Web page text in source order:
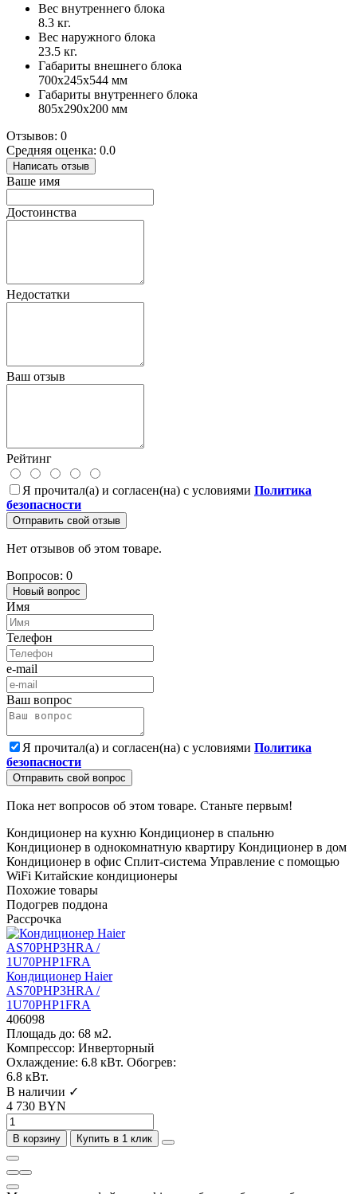
Вес внутреннего блока
8.3 кг.
Вес наружного блока
23.5 кг.
Габариты внешнего блока
700x245x544 мм
Габариты внутреннего блока
805x290x200 мм
Отзывов: 0
Средняя оценка: 0.0
Написать отзыв
Ваше имя
Достоинства
Недостатки
Ваш отзыв
Рейтинг
Я прочитал(а) и согласен(на) с условиями Политика
безопасности
Отправить свой отзыв
Нет отзывов об этом товаре.
Вопросов: 0
Новый вопрос
Имя
Телефон
e-mail
Ваш вопрос
Я прочитал(а) и согласен(на) с условиями Политика
безопасности
Отправить свой вопрос
Пока нет вопросов об этом товаре. Станьте первым!
Кондиционер на кухню Кондиционер в спальню
Кондиционер в однокомнатную квартиру Кондиционер в дом
Кондиционер в офис Сплит-система Управление с помощью
WiFi Китайские кондиционеры
Похожие товары
Подогрев поддона
Рассрочка
Кондиционер Haier
AS70PHP3HRA /
1U70PHP1FRA
406098
Площадь до: 68 м2.
Компрессор: Инверторный
Охлаждение: 6.8 кВт. Обогрев:
6.8 кВт.
В наличии ✓
4 730 BYN
В корзину Купить в 1 клик